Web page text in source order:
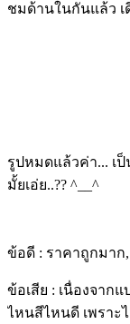
ชมด้านในกันแล้ว เ
รูปหมดแล้วค่า... เ
มั้ยเอ่ย..?? ^__^
ข้อดี : ราคาถูกมาก
ข้อเสีย : เนื่องจากแ
ไหนสีไหนดี เพราะ